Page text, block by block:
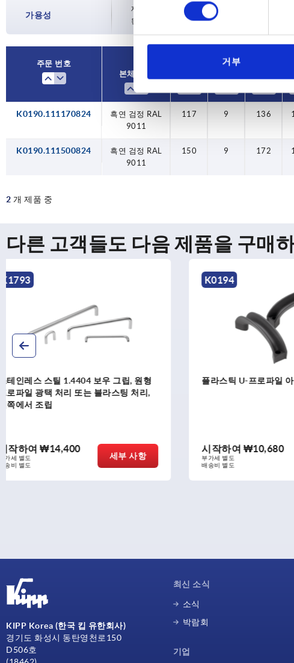
택
거부
가용성
재고 현황은 하루에 여러 번 정기적으로 업데이트
된 배송일을 확인하실 수 있습니다.
주문 번호
본체 색상
K0190.111170824
흑연 검정 RAL
9011
117 9 136
K0190.111500824
흑연 검정 RAL
9011
150 9 172
2 개 제품 중
다른 고객들도 다음 제품을 구매
K0194
플라스틱 U-프로파일 아치형 그립
시작하여₩10,680
부가세 별도
배송비 별도
세부 사항
K1060
플라스틱 보우 그
시작하여
부가세 별도
배송비 별도
KIPP Korea (한국 킵 유한회사)
경기도 화성시 동탄영천로150
D506호
최신 소식
소식
박람회
기업